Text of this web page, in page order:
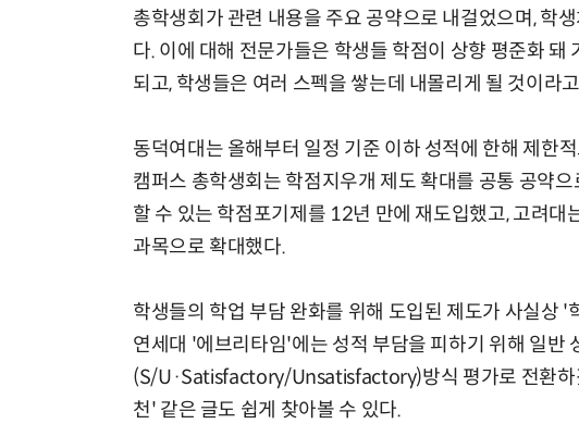
총학생회가 관련 내용을 주요 공약으로 내걸었으며, 학
다. 이에 대해 전문가들은 학생들 학점이 상향 평준화 돼
되고, 학생들은 여러 스펙을 쌓는데 내몰리게 될 것이라
동덕여대는 올해부터 일정 기준 이하 성적에 한해 제한
캠퍼스 총학생회는 학점지우개 제도 확대를 공통 공약
할 수 있는 학점포기제를 12년 만에 재도입했고, 고려대
과목으로 확대했다.
학생들의 학업 부담 완화를 위해 도입된 제도가 사실상
연세대 '에브리타임'에는 성적 부담을 피하기 위해 일반
(S/U·Satisfactory/Unsatisfactory)방식 평가로 전환하
천' 같은 글도 쉽게 찾아볼 수 있다.